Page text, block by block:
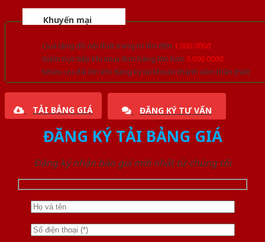
Khuyến mại
Quà tặng đồ nội thất trang trí lên đến 1.000.000đ
Giảm trực tiếp khi mua đơn hàng lớn hơn 3.000.000đ
Nhiều ưu đãi lớn khi đăng ký tài khoản thành viên thân thiết
TẢI BẢNG GIÁ ĐĂNG KÝ TƯ VẤN
ĐĂNG KÝ TẢI BẢNG GIÁ
Đăng ký nhận báo giá mới nhất từ chúng tôi